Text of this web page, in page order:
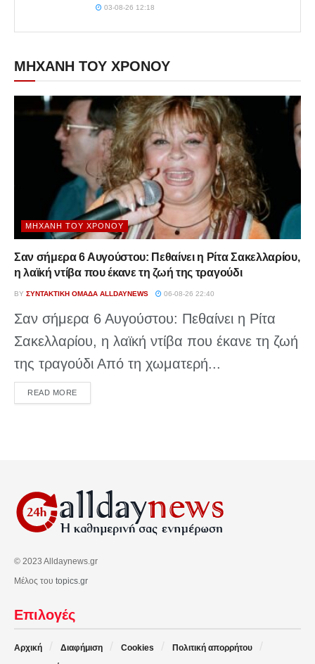
03-08-26 12:18
ΜΗΧΑΝΗ ΤΟΥ ΧΡΟΝΟΥ
ΜΗΧΑΝΉ ΤΟΥ ΧΡΌΝΟΥ
Σαν σήμερα 6 Αυγούστου: Πεθαίνει η Ρίτα Σακελλαρίου,
η λαϊκή ντίβα που έκανε τη ζωή της τραγούδι
BY ΣΥΝΤΑΚΤΙΚΉ ΟΜΆΔΑ ALLDAYNEWS 06-08-26 22:40
Σαν σήμερα 6 Αυγούστου: Πεθαίνει η Ρίτα
Σακελλαρίου, η λαϊκή ντίβα που έκανε τη ζωή
της τραγούδι Από τη χωματερή...
READ MOREDETAILS
© 2023 Alldaynews.gr
Μέλος του topics.gr
Επιλογές
Αρχική Διαφήμιση Cookies
Πολιτική απορρήτου